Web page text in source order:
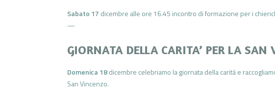
Sabato 17 dicembre alle ore 16.45 incontro di formazione per i
—
GIORNATA DELLA CARITA’ PER LA SAN
Domenica 18dicembre celebriamo la giornata della carità e
San Vincenzo.